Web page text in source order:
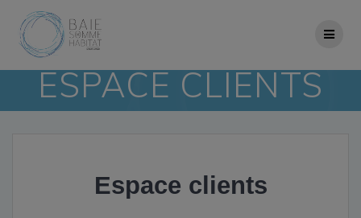
ESPACE CLIENTS
Espace clients